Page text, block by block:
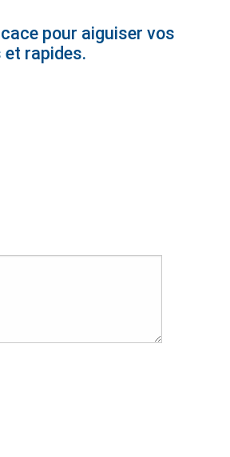
pour aiguiser vos
rapides.